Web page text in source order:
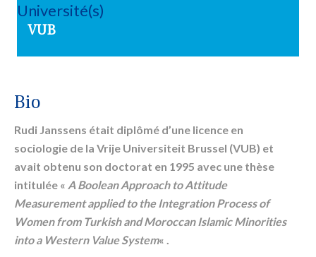
Bio
Rudi Janssens était diplômé d’une licence en
sociologie de la Vrije Universiteit Brussel (VUB) et
avait obtenu son doctorat en 1995 avec une thèse
intitulée « A Boolean Approach to Attitude
Measurement applied to the Integration Process of
Women from Turkish and Moroccan Islamic Minorities
into a Western Value System« .
Université(s)
VUB